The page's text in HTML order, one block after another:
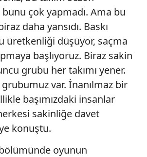
çok yapmadı. Ama bu
daha yansıdı. Baskı
üretkenliği düşüyor, saçma
başlıyoruz. Biraz sakin
grubu her takımı yener.
var. İnanılmaz bir
başımızdaki insanlar
sakinliğe davet
konuştu.
oyunun